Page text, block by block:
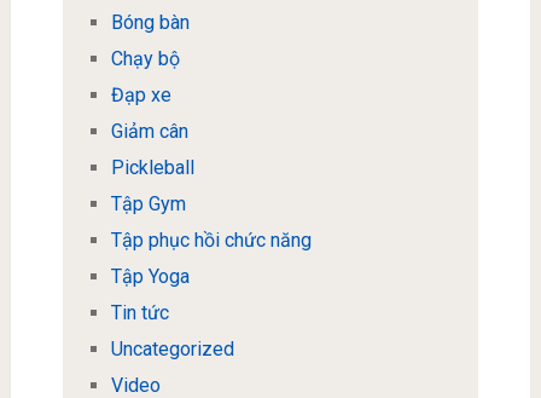
Bóng bàn
Chạy bộ
Đạp xe
Giảm cân
Pickleball
Tập Gym
Tập phục hồi chức năng
Tập Yoga
Tin tức
Uncategorized
Video